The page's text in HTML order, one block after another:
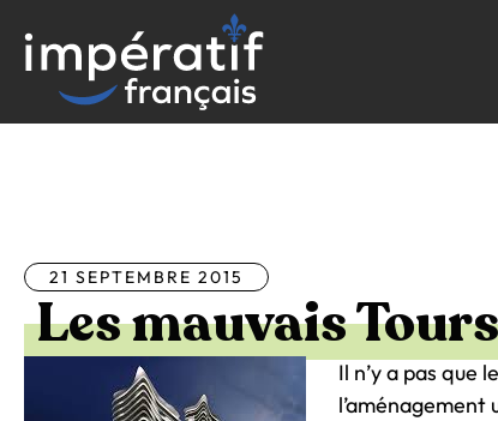
contenu
21 SEPTEMBRE 2015
Les mauvais
Il n’y a pas que
l’aménagement